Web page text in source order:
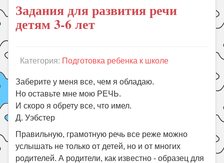
Книги
Рукоделие
Уроки
Праздники
Психология
Поиск
Задания для развития речи
детям 3-6 лет
Категория: Подготовка ребенка к школе
Заберите у меня все, чем я обладаю.
Но оставьте мне мою РЕЧЬ.
И скоро я обрету все, что имел.
Д. Уэбстер
Правильную, грамотную речь все реже можно
услышать не только от детей, но и от многих
родителей. А родители, как известно - образец для